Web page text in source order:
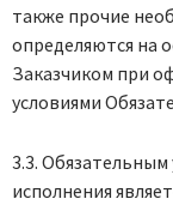
также прочие
определяются на
Заказчиком при
условиями
3.3. Обязательным
исполнения